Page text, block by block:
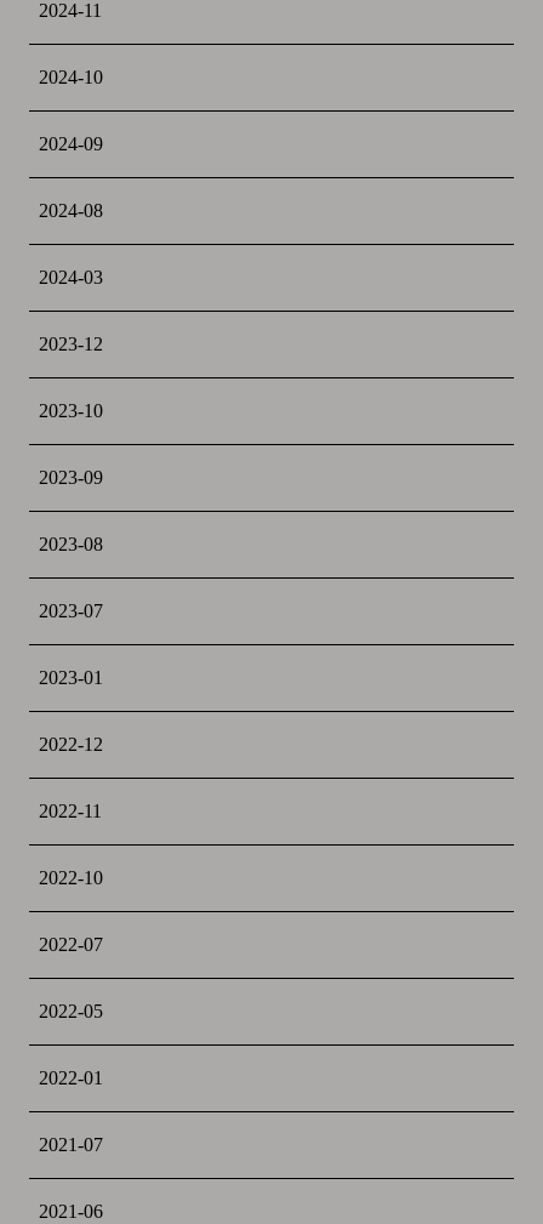
2024-11
2024-10
2024-09
2024-08
2024-03
2023-12
2023-10
2023-09
2023-08
2023-07
2023-01
2022-12
2022-11
2022-10
2022-07
2022-05
2022-01
2021-07
2021-06